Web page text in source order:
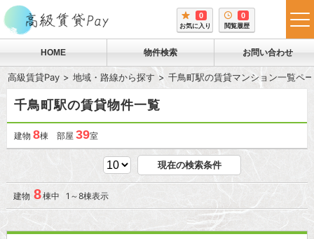
0
お気に入り
0
閲覧履歴
HOME 物件検索 お問い合わせ
高級賃貸Pay 地域・路線から探す 千鳥町駅の賃貸マンション一覧ペ
千鳥町駅の賃貸物件一覧
建物 8棟 部屋 39室
現在の検索条件
建物 8棟中 1～8棟表示